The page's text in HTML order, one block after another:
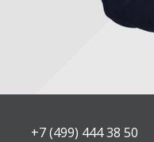
+7 (499) 444 38 50